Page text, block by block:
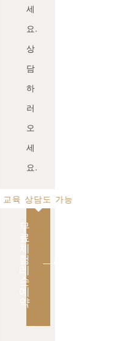
세
요.
상
담
하
러
오
세
요.
교육 상담도 가능
무
료
체
험
레
슨
예
약